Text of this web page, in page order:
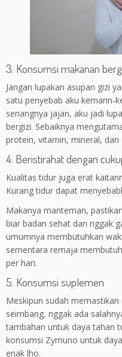
3. Konsumsi makanan
Jangan lupakan asupan gizi
satu penyebab aku kemarin-
senangnya jajan, aku jadi
bergizi. Sebaiknya
protein, vitamin, mineral, dan
4. Beristirahat dengan
Kualitas tidur juga erat
Kurang tidur dapat
Makanya manteman,
biar badan sehat dan nggak
umumnya membutuhkan
sementara remaja
per hari.
5. Konsumsi suplemen
Meskipun sudah
seimbang, nggak ada
tambahan untuk daya tahan
konsumsi Zymuno untuk
enak lho.